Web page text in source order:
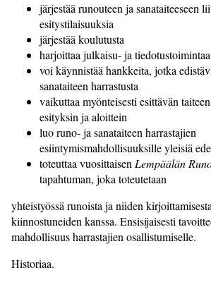
järjestää runouteen ja sanataiteeseen
esitystilaisuuksia
järjestää koulutusta
harjoittaa julkaisu- ja tiedotustoimintaa
voi käynnistää hankkeita, jotka
sanataiteen harrastusta
vaikuttaa myönteisesti esittävän
esityksin ja aloittein
luo runo- ja sanataiteen harrastajien
esiintymismahdollisuuksille yleisiä
toteuttaa vuosittaisen Lempäälän
tapahtuman, joka toteutetaan
yhteistyössä runoista ja niiden
kiinnostuneiden kanssa. Ensisijaisesti
mahdollisuus harrastajien osallistumiselle.
Historiaa.